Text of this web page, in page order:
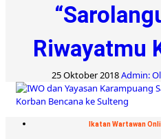
Riwayatmu
25 Oktober 2018Admin:
Ikatan Wartawan